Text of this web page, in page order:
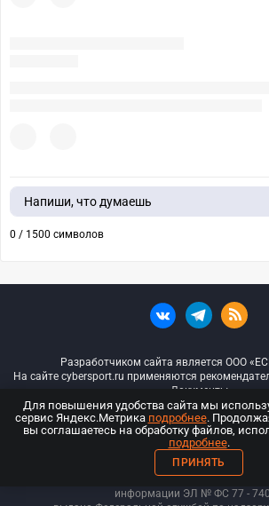
Напиши, что думаешь
0 / 1500 символов
Разработчиком сайта является ООО
На сайте cybersport.ru применяются
Документы
© ООО «Киберспорт.ру» — Все
18+
ООО «Киберспорт.ру». Свидетельство о
информации ЭЛ № ФС 77 - 74
Для повышения удобства сайта мы
сервис Яндекс.Метрика подробнее.
вы соглашаетесь на обработку файлов,
подробнее.
ПРИНЯТЬ